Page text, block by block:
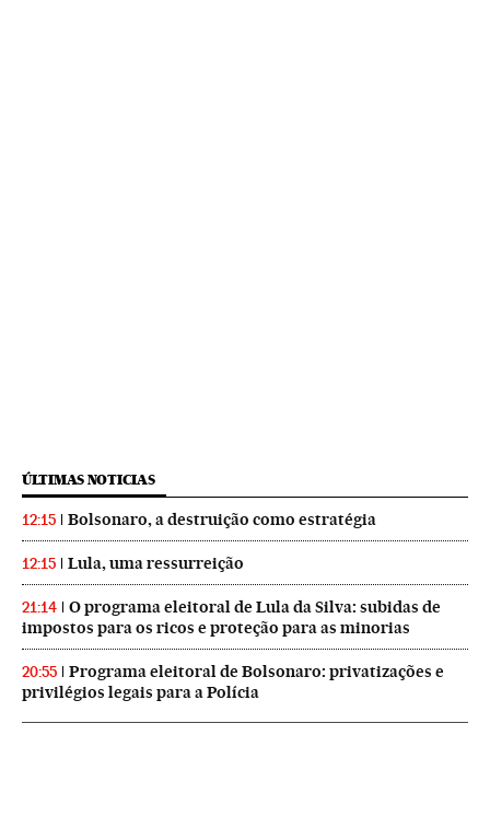
ÚLTIMAS NOTICIAS
12:15 Bolsonaro, a destruição como estratégia
12:15 Lula, uma ressurreição
21:14
O programa eleitoral de Lula da Silva: subidas de
impostos para os ricos e proteção para as minorias
20:55
Programa eleitoral de Bolsonaro: privatizações e
privilégios legais para a Polícia